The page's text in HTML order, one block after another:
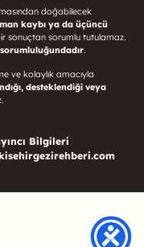
doğabilecek
kaybı ya da üçüncü
sonuçtan sorumlu tutulamaz.
.
ve kolaylık amacıyla
desteklendiği veya
Bilgileri